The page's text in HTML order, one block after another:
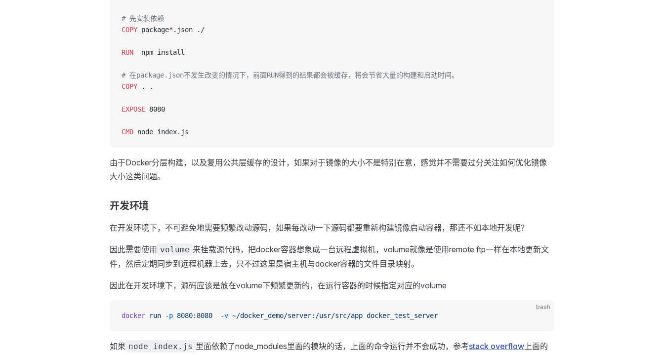
# 先安装依赖
COPY package*.json ./
RUN
  npm install
# 在package.json不发生改变的情况下，前面RUN得到的结果都会被缓存，将会节省大量的构建和启动时间。
COPY . .
EXPOSE 8080
CMD node index.js
由于Docker分层构建，以及复用公共层缓存的设计，如果对于镜像的大小不是特别在意，感觉并不需要过分关注如何优化镜像
大小这类问题。
开发环境
在开发环境下，不可避免地需要频繁改动源码，如果每改动一下源码都要重新构建镜像启动容器，那还不如本地开发呢？
因此需要使用 volume 来挂载源代码，把docker容器想象成一台远程虚拟机，volume就像是使用remote ftp一样在本地更新文
件，然后定期同步到远程机器上去，只不过这里是宿主机与docker容器的文件目录映射。
因此在开发环境下，源码应该是放在volume下频繁更新的，在运行容器的时候指定对应的volume
bash
docker run -p 8080:8080
  -v
~/docker_demo/server:/usr/src/app docker_test_server
如果 node index.js 里面依赖了node_modules里面的模块的话，上面的命令运行并不会成功，参考stack overflow上面的